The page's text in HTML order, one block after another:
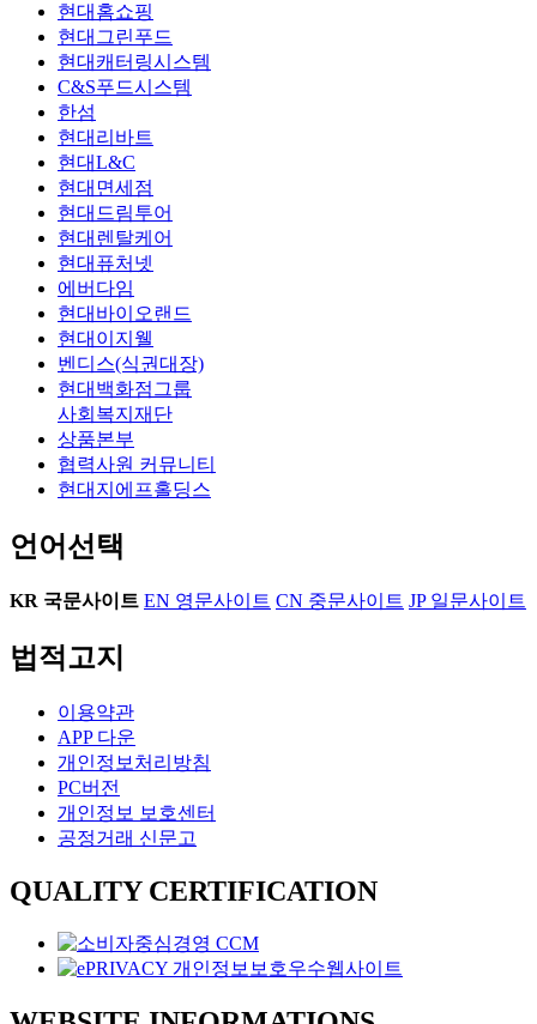
현대홈쇼핑
현대그린푸드
현대캐터링시스템
C&S푸드시스템
한섬
현대리바트
현대L&C
현대면세점
현대드림투어
현대렌탈케어
현대퓨처넷
에버다임
현대바이오랜드
현대이지웰
벤디스(식권대장)
현대백화점그룹
사회복지재단
상품본부
협력사원 커뮤니티
현대지에프홀딩스
언어선택
KR 국문사이트 EN 영문사이트 CN 중문사이트 JP일문사이트
법적고지
이용약관
APP 다운
개인정보처리방침
PC버전
개인정보 보호센터
공정거래 신문고
QUALITY CERTIFICATION